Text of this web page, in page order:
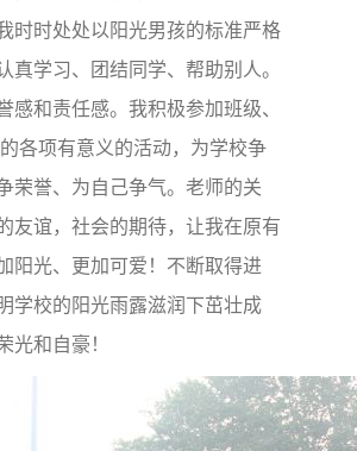
时时处处以阳光男孩的标准严格
真学习、团结同学、帮助别人。
感和责任感。我积极参加班级、
各项有意义的活动，为学校争
荣誉、为自己争气。老师的关
友谊，社会的期待，让我在原有
阳光、更加可爱！不断取得进
学校的阳光雨露滋润下茁壮成
光和自豪！